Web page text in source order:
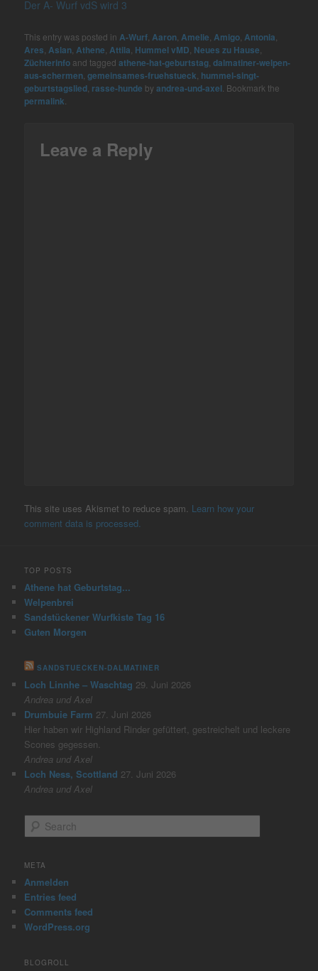
Der A- Wurf vdS wird 3
This entry was posted in A-Wurf Aaron Amelie Amigo Antonia
Ares Aslan Athene Attila Hummel vMD Neues zu Hause
Züchterinfo and taggedathene-hat-geburtstag ,dalmatiner-welpen-
aus-schermen ,gemeinsames-fruehstueck hummel-singt-
geburtstagslied rasse-hunde byandrea-und-axel . Bookmark the
permalink
Leave a Reply
This site uses Akismet to reduce spam. Learn how your
comment data is processed.
TOP POSTS
Athene hat Geburtstag...
Welpenbrei
Sandstückener Wurfkiste Tag 16
Guten Morgen
SANDSTUECKEN-DALMATINER
Loch Linnhe – Waschtag 29. Juni 2026
Andrea und Axel
Drumbuie Farm 27. Juni 2026
Hier haben wir Highland Rinder gefüttert, gestreichelt und leckere
Scones gegessen.
Andrea und Axel
Loch Ness, Scottland 27. Juni 2026
Andrea und Axel
e
r
h
META
Anmelden
Entries feed
Comments feed
WordPress.org
BLOGROLL